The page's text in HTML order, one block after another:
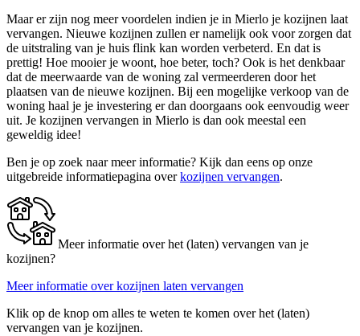
Maar er zijn nog meer voordelen indien je in Mierlo je kozijnen laat
vervangen. Nieuwe kozijnen zullen er namelijk ook voor zorgen dat
de uitstraling van je huis flink kan worden verbeterd. En dat is
prettig! Hoe mooier je woont, hoe beter, toch? Ook is het denkbaar
dat de meerwaarde van de woning zal vermeerderen door het
plaatsen van de nieuwe kozijnen. Bij een mogelijke verkoop van de
woning haal je je investering er dan doorgaans ook eenvoudig weer
uit. Je kozijnen vervangen in Mierlo is dan ook meestal een
geweldig idee!
Ben je op zoek naar meer informatie? Kijk dan eens op onze
uitgebreide informatiepagina overkozijnen vervangen.
Meer informatie over het (laten) vervangen van je
kozijnen?
Meer informatie over kozijnen laten vervangen
Klik op de knop om alles te weten te komen over het (laten)
vervangen van je kozijnen.